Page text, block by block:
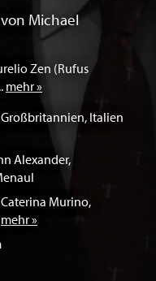
Michael
Zen (Rufus
mehr »
Großbritannien, Italien
Alexander,
Caterina Murino,
mehr »